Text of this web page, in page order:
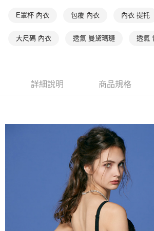
客戶支援中心」
https://
１．透過由恩沛科技股份有限公司提供之「AFTEE
３．未成年的使用者請事先徵得法定代理人或監護
時審查核予不同之上限額度；若仍有額度不足之情
５．嚴禁一人註冊多個帳號或使用他人資訊註冊。
恩沛科技股份有限公司將有權停止該用戶之使用額
每筆NT$90，滿NT$1,000(含以上)免運費
離島宅配
每筆NT$150，滿NT$2,000(含以上)免運費
海外宅配 (訂單成立後，請主動於2天內與線上
件資料，逾期未確認訂單將自動取消)
E罩杯 內衣 包覆 內衣 內衣 提托
大尺碼 內衣 透氣 曼黛瑪璉 透氣
詳細說明 商品規格